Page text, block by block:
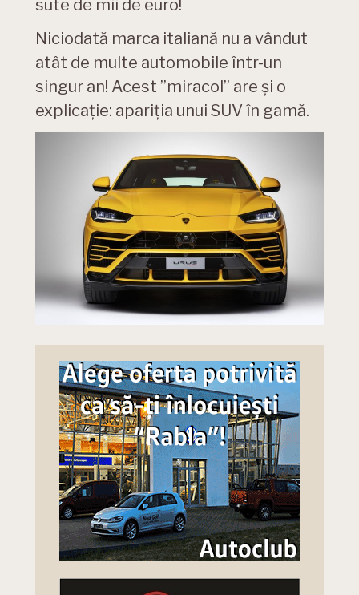
sute de mii de euro!
Niciodată marca italiană nu a vândut
atât de multe automobile într-un
singur an! Acest ”miracol” are și o
explicație: apariția unui SUV în gamă.